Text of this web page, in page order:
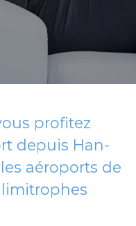
profitez
depuis Han-
aéroports de